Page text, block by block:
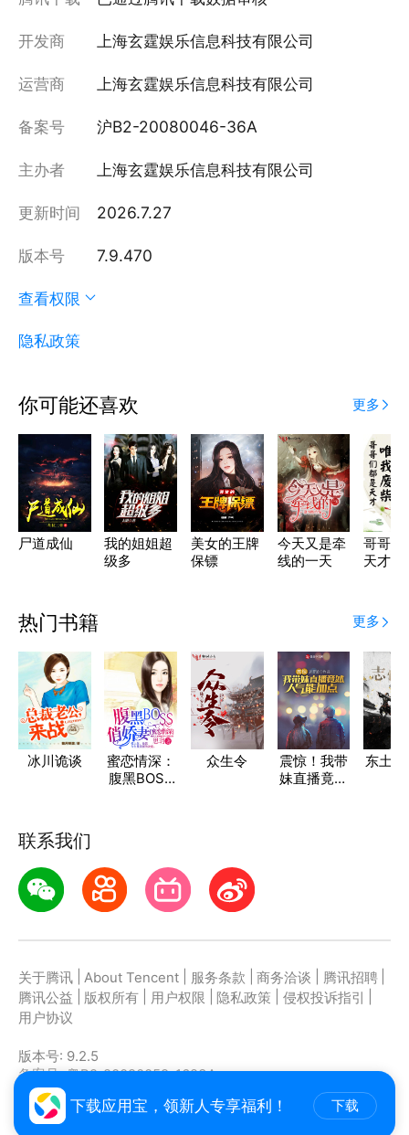
开发商 上海玄霆娱乐信息科技有限公司
运营商 上海玄霆娱乐信息科技有限公司
备案号 沪B2-20080046-36A
主办者 上海玄霆娱乐信息科技有限公司
更新时间 2026.7.27
版本号 7.9.470
查看权限
隐私政策
下载应用宝，领新人专享福利！ 下载
你可能还喜欢 更多
尸道成仙
我的姐姐超
级多
美女的王牌
保镖
今天又是牵
线的一天
哥哥们
天才唯
热门书籍 更多
冰川诡谈
蜜恋情深：
腹黑BOSS
众生令
震惊！我带
妹直播竟然
东土
联系我们
关于腾讯 About Tencent 服务条款 商务洽谈 腾讯招聘
腾讯公益
版权所有 用户权限 隐私政策 侵权投诉指引
用户协议
版本号: 9.2.5
备案号: 粤B2-20090059-1623A
主办者: 深圳市腾讯计算机系统有限公司
Copyright ©2021-2026 Tencent. All Rights Reserved